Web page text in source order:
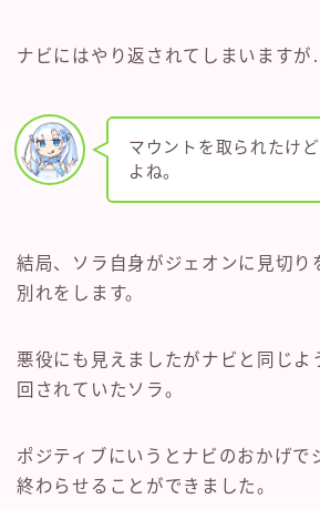
ナビにはやり返されてしまいますが
マウントを取られたけ
よね。
結局、ソラ自身がジェオンに見切り
別れをします。
悪役にも見えましたがナビと同じよ
回されていたソラ。
ポジティブにいうとナビのおかげで
終わらせることができました。